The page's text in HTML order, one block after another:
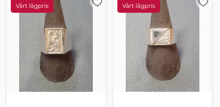
Lägg till i favoriter